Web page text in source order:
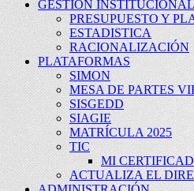
GESTIÓN INSTITUCIONAL
PRESUPUESTO Y
ESTADISTICA
RACIONALIZACIÓN
PLATAFORMAS
SIMON
MESA DE PARTES
SISGEDD
SIAGIE
MATRÍCULA 2025
TIC
MI
ACTUALIZA EL